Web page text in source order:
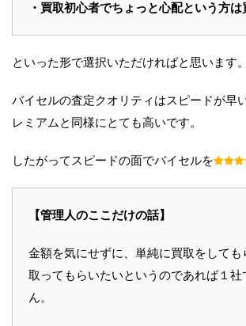
・買取初心者でちょっと心配という方
といった形で選択いただければと思います。
バイセルの査定クオリティはスピードが早
レミアムと同様にとても高いです。
したがってスピードの面でバイセルを
【管理人のここだけの話】
金額を気にせずに、単純に買取をしても
取ってもらいたいというのであれば１
ん。